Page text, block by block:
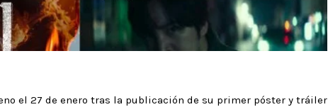
el 27 de enero tras la publicación de su primer póster y tráiler